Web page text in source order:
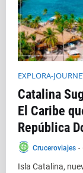
EXPLORA-
Catalina
El Caribe
República
Cruceroviajes -
Isla Catalina,